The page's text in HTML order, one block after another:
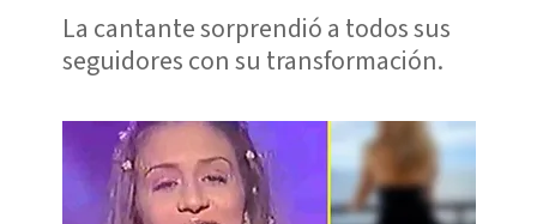
La cantante sorprendió a todos sus
seguidores con su transformación.